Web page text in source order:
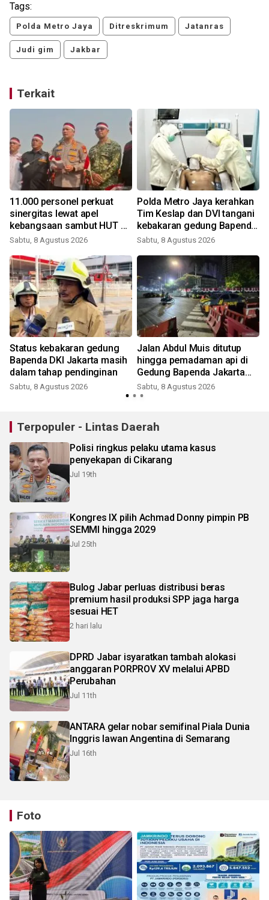
Tags:
Polda Metro Jaya Ditreskrimum Jatanras
Judi gim Jakbar
Terkait
11.000 personel perkuat
sinergitas lewat apel
kebangsaan sambut HUT RI
di kawasan Monas
Sabtu, 8 Agustus 2026
Polda Metro Jaya kerahkan
Tim Keslap dan DVI tangani
kebakaran gedung Bapenda
DKI
Sabtu, 8 Agustus 2026
Status kebakaran gedung
Bapenda DKI Jakarta masih
dalam tahap pendinginan
Sabtu, 8 Agustus 2026
Jalan Abdul Muis ditutup
hingga pemadaman api di
Gedung Bapenda Jakarta
selesai
Sabtu, 8 Agustus 2026
Terpopuler - Lintas Daerah
Polisi ringkus pelaku utama kasus
penyekapan di Cikarang
Jul 19th
Kongres IX pilih Achmad Donny pimpin PB
SEMMI hingga 2029
Jul 25th
Bulog Jabar perluas distribusi beras
premium hasil produksi SPP jaga harga
sesuai HET
2 hari lalu
DPRD Jabar isyaratkan tambah alokasi
anggaran PORPROV XV melalui APBD
Perubahan
Jul 11th
ANTARA gelar nobar semifinal Piala Dunia
Inggris lawan Angentina di Semarang
Jul 16th
Foto